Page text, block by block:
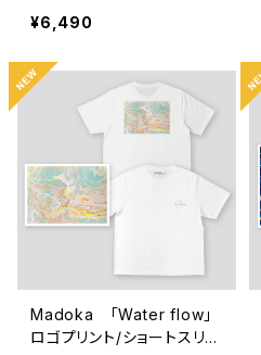
ツ
¥6,490
Madoka 「Water flow」
ロゴプリント/ショートスリー